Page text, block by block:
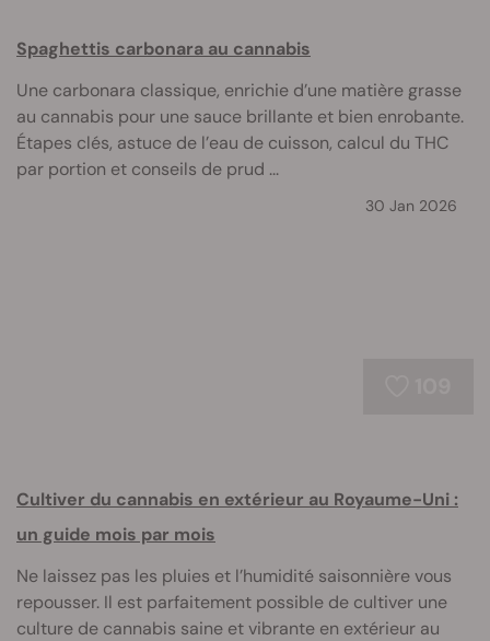
Spaghettis carbonara au cannabis
Une carbonara classique, enrichie d’une matière grasse
au cannabis pour une sauce brillante et bien enrobante.
Étapes clés, astuce de l’eau de cuisson, calcul du THC
par portion et conseils de prud ...
30 Jan 2026
Cultiver du cannabis en extérieur au Royaume-Uni :
un guide mois par mois
Ne laissez pas les pluies et l’humidité saisonnière vous
repousser. Il est parfaitement possible de cultiver une
culture de cannabis saine et vibrante en extérieur au